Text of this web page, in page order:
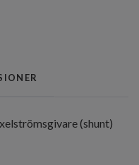
(shunt)